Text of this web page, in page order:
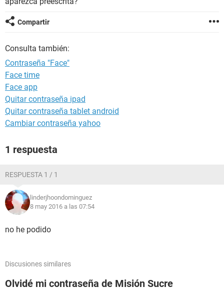
Compartir
Consulta también:
Contraseña "Face"
Face time
Face app
Quitar contraseña ipad
Quitar contraseña tablet android
Cambiar contraseña yahoo
1 respuesta
RESPUESTA 1 / 1
linderjhoondominguez
8 may 2016 a las 07:54
no he podido
Discusiones similares
Olvidé mi contraseña de Misión Sucre